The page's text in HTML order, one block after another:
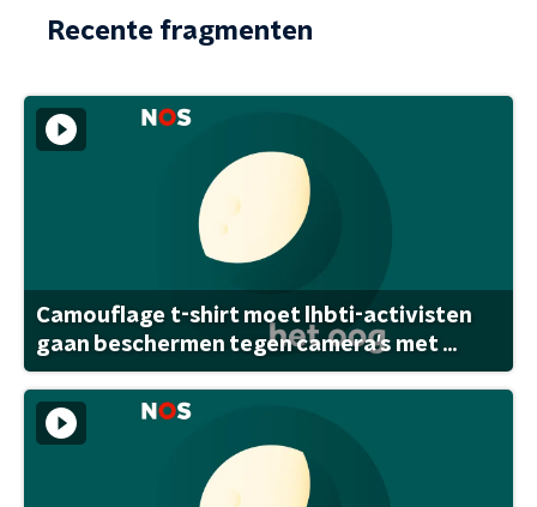
Recente fragmenten
Camouflage t-shirt moet lhbti-activisten
gaan beschermen tegen camera's met ...